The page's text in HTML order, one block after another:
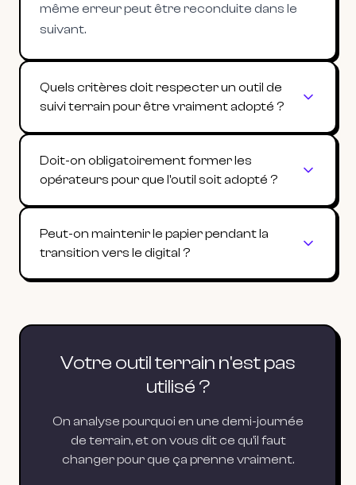
même erreur peut être reconduite dans le
suivant.
Quels critères doit respecter un outil de
suivi terrain pour être vraiment adopté ?
Doit-on obligatoirement former les
opérateurs pour que l'outil soit adopté ?
Peut-on maintenir le papier pendant la
transition vers le digital ?
Votre outil terrain n'est pas
utilisé ?
On analyse pourquoi en une demi-journée
de terrain, et on vous dit ce qu'il faut
changer pour que ça prenne vraiment.